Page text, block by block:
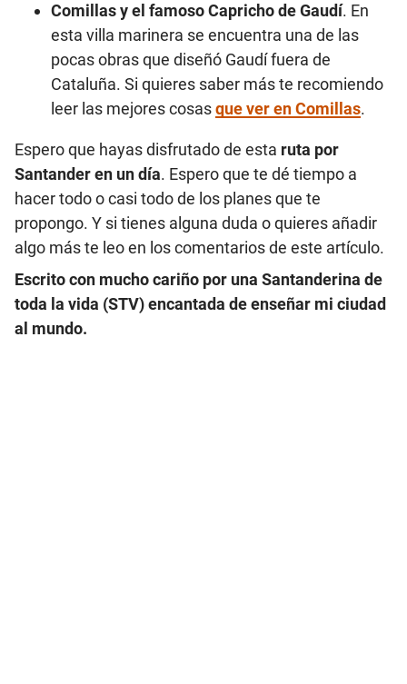
Comillas y el famoso Capricho de Gaudí. En
esta villa marinera se encuentra una de las
pocas obras que diseñó Gaudí fuera de
Cataluña. Si quieres saber más te recomiendo
leer las mejores cosasque ver en Comillas.
Espero que hayas disfrutado de esta ruta por
Santander en un día. Espero que te dé tiempo a
hacer todo o casi todo de los planes que te
propongo. Y si tienes alguna duda o quieres añadir
algo más te leo en los comentarios de este artículo.
Escrito con mucho cariño por una Santanderina de
toda la vida (STV) encantada de enseñar mi ciudad
al mundo.